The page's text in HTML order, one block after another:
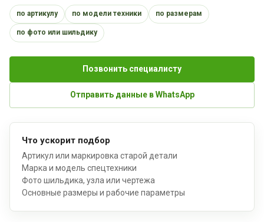
по артикулу по модели техники по размерам
по фото или шильдику
Позвонить специалисту
Отправить данные в WhatsApp
Что ускорит подбор
Артикул или маркировка старой детали
Марка и модель спецтехники
Фото шильдика, узла или чертежа
Основные размеры и рабочие параметры